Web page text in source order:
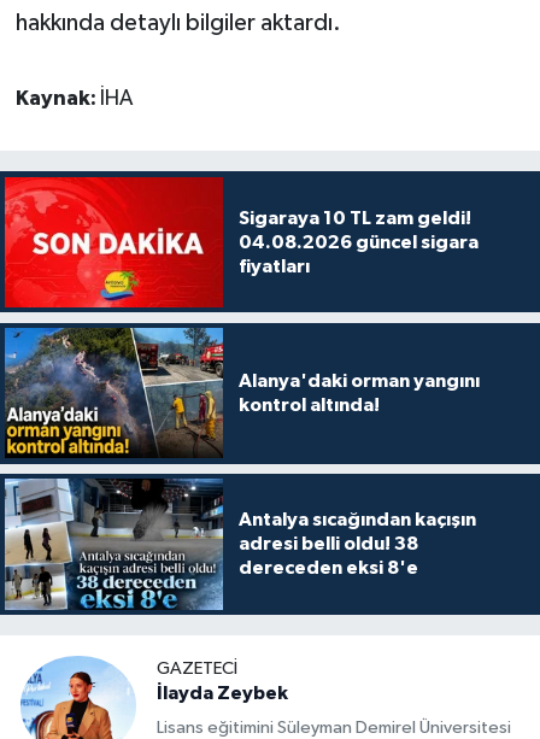
hakkında detaylı bilgiler aktardı.
Kaynak: İHA
Sigaraya 10 TL zam geldi!
04.08.2026 güncel sigara
fiyatları
Alanya'daki orman yangını
kontrol altında!
Antalya sıcağından kaçışın
adresi belli oldu! 38
dereceden eksi 8'e
GAZETECI
İlayda Zeybek
Lisans eğitimini Süleyman Demirel Üniversitesi